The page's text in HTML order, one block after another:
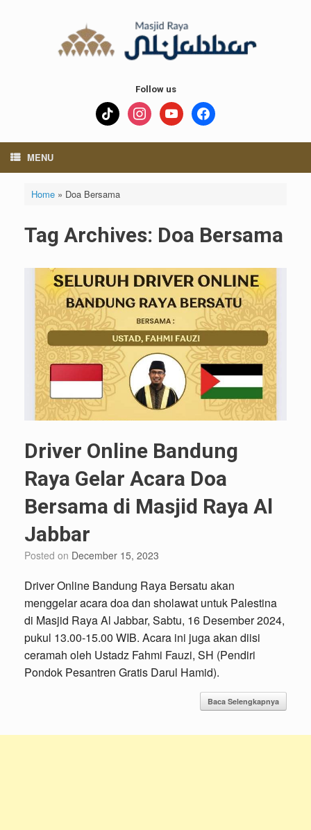
Follow us
tiktok instagramyoutube facebook
MENU
Home» Doa Bersama
Tag Archives: Doa Bersama
Driver Online Bandung
Raya Gelar Acara Doa
Bersama di Masjid Raya Al
Jabbar
Posted on December 15, 2023
Driver Online Bandung Raya Bersatu akan
menggelar acara doa dan sholawat untuk Palestina
di Masjid Raya Al Jabbar, Sabtu, 16 Desember 2024,
pukul 13.00-15.00 WIB. Acara ini juga akan diisi
ceramah oleh Ustadz Fahmi Fauzi, SH (Pendiri
Pondok Pesantren Gratis Darul Hamid).
Baca Selengkapnya